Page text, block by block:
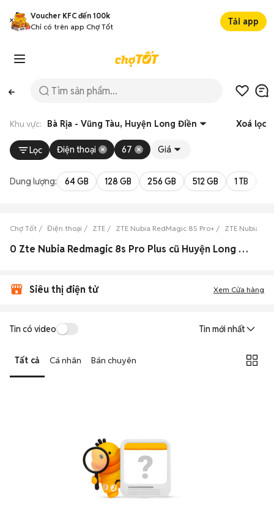
Voucher KFC đến 100k
Chỉ có trên app Chợ Tốt
Tải app
Khu vực: Bà Rịa - Vũng Tàu, Huyện Long Điền Xoá lọc
Lọc Điện thoại 67 Giá
Dung lượng: 64 GB 128 GB 256 GB 512 GB 1 TB
Chợ Tốt Điện thoại ZTE ZTE Nubia RedMagic 8S Pro+ ZTE Nubia
0 Zte Nubia Redmagic 8s Pro Plus cũ Huyện Long Điền, Bà Rịa - Vũng Tàu đẹp
Siêu thị điện tử Xem Cửa hàng
Tin có video Tin mới nhất
Tất cả Cá nhân Bán chuyên